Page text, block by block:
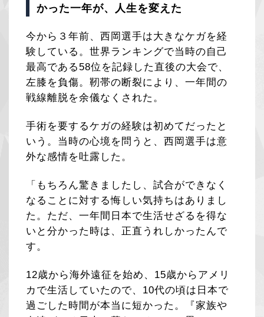
かった一年が、人生を変えた
今から３年前、西岡選手は大きなケガを経
験している。世界ランキングで当時の自己
最高である58位を記録した直後の大会で、
左膝を負傷。靭帯の断裂により、一年間の
戦線離脱を余儀なくされた。
手術を要するケガの経験は初めてだったと
いう。当時の心境を問うと、西岡選手は意
外な感情を吐露した。
「もちろん驚きましたし、試合ができなく
なることに対する悔しい気持ちはありまし
た。ただ、一年間日本で生活せざるを得な
いと分かった時は、正直うれしかったんで
す。
12歳から海外遠征を始め、15歳からアメリ
カで生活していたので、10代の頃は日本で
過ごした時間が本当に短かった。『家族や